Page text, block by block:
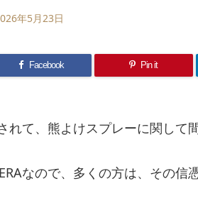
年5月23日
Facebook Pin it
れて、熊よけスプレーに関して
なので、多くの方は、その信